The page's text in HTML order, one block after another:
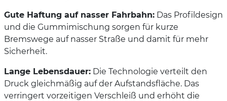
Gute Haftung auf nasser Fahrbahn: Das Profildesign
und die Gummimischung sorgen für kurze
Bremswege auf nasser Straße und damit für mehr
Sicherheit.
Lange Lebensdauer: Die Technologie verteilt den
Druck gleichmäßig auf der Aufstandsfläche. Das
verringert vorzeitigen Verschleiß und erhöht die